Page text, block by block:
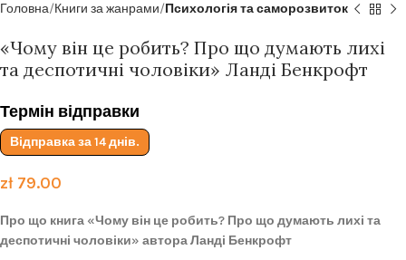
Головна Книги за жанрами Психологія та саморозвиток
«Чому він це робить? Про що думають лихі
та деспотичні чоловіки» Ланді Бенкрофт
Термін відправки
Відправка за 14 днів.
zł79.00
Про що книга «Чому він це робить? Про що думають лихі та
деспотичні чоловіки» автора Ланді Бенкрофт